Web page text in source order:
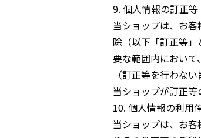
9. 個人情報の訂正等
当ショップは、お
除（以下「訂正等
要な範囲内におい
（訂正等を行わな
当ショップが訂正等
10. 個人情報の利用
当ショップは、お